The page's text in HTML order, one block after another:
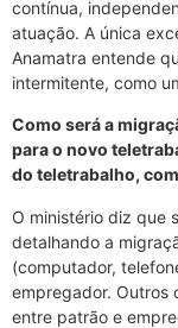
contínua,
atuação. A única
Anamatra entende
intermitente, como
Como será a
para o novo
do teletrabalho,
O ministério diz que
detalhando a
(computador,
empregador. Outros
entre patrão e